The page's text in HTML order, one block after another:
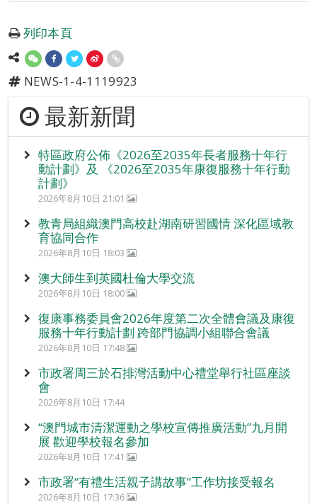
列印本頁
NEWS-1-4-1119923
最新新聞
特區政府公佈《2026至2035年長者服務十年行
動計劃》及 《2026至2035年康復服務十年行動
計劃》
2026年8月10日 21:01
教青局組織澳門高校赴湖南研習國情 深化區域教
育協同合作
2026年8月10日 18:03
澳大師生到英國杜倫大學交流
2026年8月10日 18:00
復康事務委員會2026年度第二次全體會議及康復
服務十年行動計劃 跨部門協調小組聯合會議
2026年8月10日 17:48
市政署周三於石排灣活動中心禮堂舉行社區座談
會
2026年8月10日 17:44
“澳門城市清潔運動之學校宣傳推廣活動”九月開
展 歡迎學校報名參加
2026年8月10日 17:41
市政署“有禮生活親子講故事”工作坊接受報名
2026年8月10日 17:36